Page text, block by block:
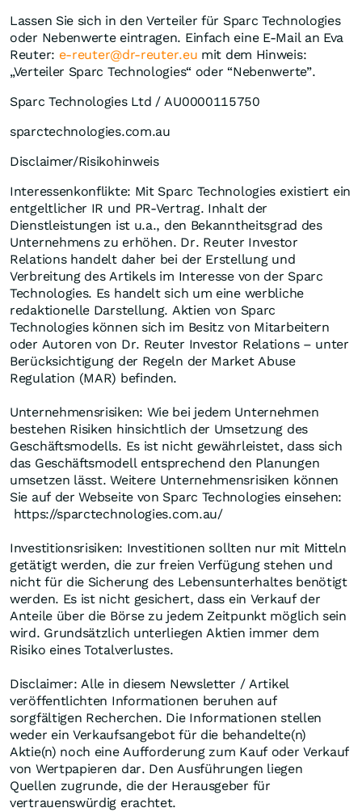
Lassen Sie sich in den Verteiler für Sparc Technologies
oder Nebenwerte eintragen. Einfach eine E-Mail an Eva
Reuter: e-reuter@dr-reuter.eu mit dem Hinweis:
„Verteiler Sparc Technologies“ oder “Nebenwerte”.
Sparc Technologies Ltd / AU0000115750
sparctechnologies.com.au
Disclaimer/Risikohinweis
Interessenkonflikte: Mit Sparc Technologies existiert ein
entgeltlicher IR und PR-Vertrag. Inhalt der
Dienstleistungen ist u.a., den Bekanntheitsgrad des
Unternehmens zu erhöhen. Dr. Reuter Investor
Relations handelt daher bei der Erstellung und
Verbreitung des Artikels im Interesse von der Sparc
Technologies. Es handelt sich um eine werbliche
redaktionelle Darstellung. Aktien von Sparc
Technologies können sich im Besitz von Mitarbeitern
oder Autoren von Dr. Reuter Investor Relations – unter
Berücksichtigung der Regeln der Market Abuse
Regulation (MAR) befinden.
Unternehmensrisiken: Wie bei jedem Unternehmen
bestehen Risiken hinsichtlich der Umsetzung des
Geschäftsmodells. Es ist nicht gewährleistet, dass sich
das Geschäftsmodell entsprechend den Planungen
umsetzen lässt. Weitere Unternehmensrisiken können
Sie auf der Webseite von Sparc Technologies einsehen:
https://sparctechnologies.com.au/
Investitionsrisiken: Investitionen sollten nur mit Mitteln
getätigt werden, die zur freien Verfügung stehen und
nicht für die Sicherung des Lebensunterhaltes benötigt
werden. Es ist nicht gesichert, dass ein Verkauf der
Anteile über die Börse zu jedem Zeitpunkt möglich sein
wird. Grundsätzlich unterliegen Aktien immer dem
Risiko eines Totalverlustes.
Disclaimer: Alle in diesem Newsletter / Artikel
veröffentlichten Informationen beruhen auf
sorgfältigen Recherchen. Die Informationen stellen
weder ein Verkaufsangebot für die behandelte(n)
Aktie(n) noch eine Aufforderung zum Kauf oder Verkauf
von Wertpapieren dar. Den Ausführungen liegen
Quellen zugrunde, die der Herausgeber für
vertrauenswürdig erachtet.